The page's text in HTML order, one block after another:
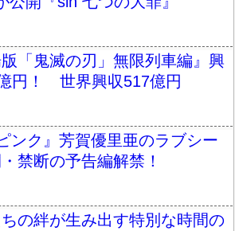
版「鬼滅の刃」無限列車編』興
円！ 世界興収517億円
ンク』芳賀優里亜のラブシー
禁断の予告編解禁！
の絆が生み出す特別な時間の